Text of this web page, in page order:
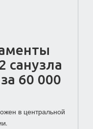
санузла
60 000
в центральной